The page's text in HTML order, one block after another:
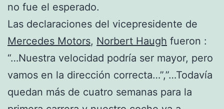
no fue el esperado.
Las declaraciones del vicepresidente de
Mercedes Motors, Norbert Haugh fueron :
“…Nuestra velocidad podría ser mayor, pero
vamos en la dirección correcta…”,”…Todavía
quedan más de cuatro semanas para la